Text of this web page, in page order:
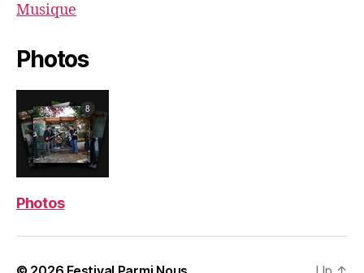
Musique
Photos
Photos